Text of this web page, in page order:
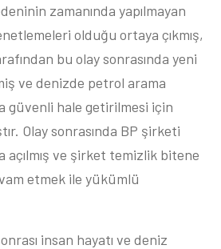
zamanında yapılmayan
olduğu ortaya çıkmış,
bu olay sonrasında yeni
ve denizde petrol arama
güvenli hale getirilmesi için
Olay sonrasında BP şirketi
açılmış ve şirket temizlik bitene
etmek ile yükümlü
insan hayatı ve deniz